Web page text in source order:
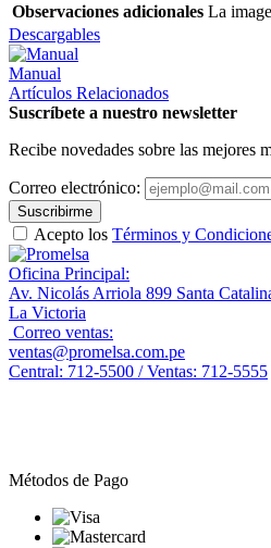
Observaciones adicionales La
Descargables
Manual
Artículos Relacionados
Suscríbete a nuestro newsletter
Recibe novedades sobre las mejores
Correo electrónico:
Suscribirme
Acepto los Términos y
Oficina Principal:
Av. Nicolás Arriola 899 Santa
La Victoria
Correo ventas:
ventas@promelsa.com.pe
Central: 712-5500 / Ventas: 712-5555
Métodos de Pago